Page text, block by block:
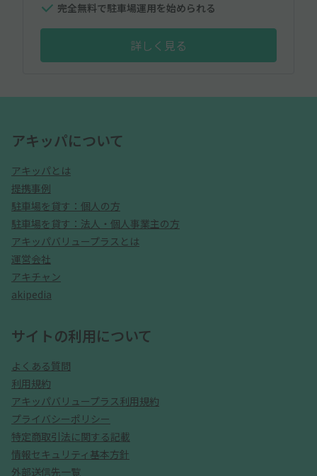
完全無料で駐車場運用を始められる
詳しく見る
アキッパについて
アキッパとは
提携事例
駐車場を貸す：個人の方
駐車場を貸す：法人・個人事業主の方
アキッパバリュープラスとは
運営会社
アキチャン
akipedia
サイトの利用について
よくある質問
利用規約
アキッパバリュープラス利用規約
プライバシーポリシー
特定商取引法に関する記載
情報セキュリティ基本方針
外部送信先一覧